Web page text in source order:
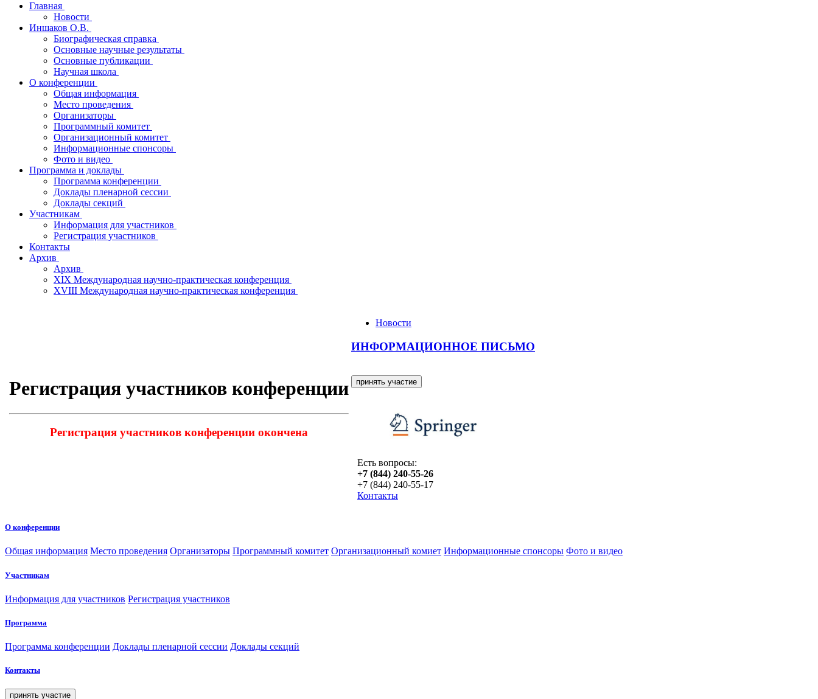
Главная
Новости
Иншаков О.В.
Биографическая справка
Основные научные результаты
Основные публикации
Научная школа
О конференции
Общая информация
Место проведения
Организаторы
Программный комитет
Организационный комитет
Информационные спонсоры
Фото и видео
Программа и доклады
Программа конференции
Доклады пленарной сессии
Доклады секций
Участникам
Информация для участников
Регистрация участников
Контакты
Архив
Архив
XIX Международная научно-практическая конференция
XVIII Международная научно-практическая конференция
Регистрация участников конференции
Регистрация участников конференции окончена
Новости
ИНФОРМАЦИОННОЕ ПИСЬМО
Есть вопросы:
+7 (844) 240-55-26
+7 (844) 240-55-17
Контакты
О конференции
Общая информация Место проведения Организаторы Программный комитет Организационный комиет Информационные спонсоры Фото и видео
Участникам
Информация для участников Регистрация участников
Программа
Программа конференции Доклады пленарной сессии Доклады секций
Контакты